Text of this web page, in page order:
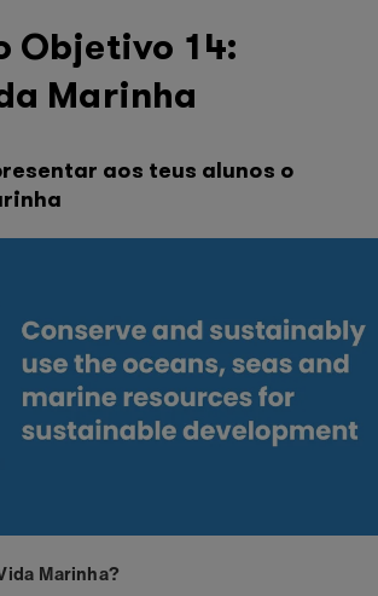
Objetivo 14:
Marinha
aos teus alunos o
Marinha?